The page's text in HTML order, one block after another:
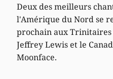
Deux des meilleurs
l'Amérique du Nord se
prochain aux
Jeffrey Lewis et le
Moonface.